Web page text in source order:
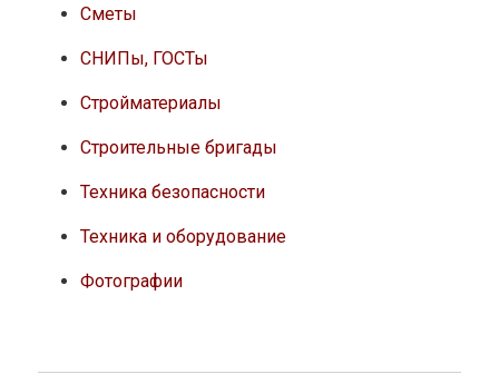
Сметы
СНИПы, ГОСТы
Стройматериалы
Строительные бригады
Техника безопасности
Техника и оборудование
Фотографии